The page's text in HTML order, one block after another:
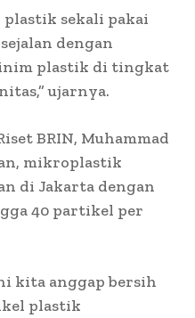
plastik sekali pakai
dengan
plastik di tingkat
ujarnya.
BRIN, Muhammad
mikroplastik
di Jakarta dengan
40 partikel per
kita anggap bersih
plastik